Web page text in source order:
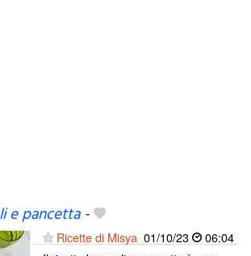
e pancetta-
Ricette di Misya 01/10/23
06:04